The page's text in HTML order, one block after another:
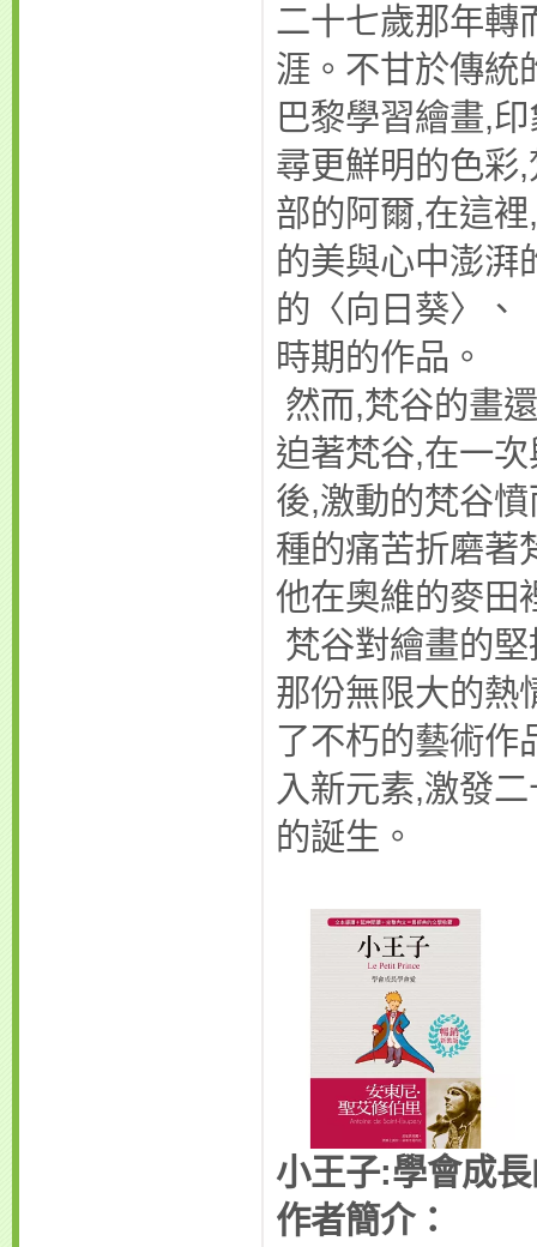
二十七歲那年轉
涯。不甘於傳統
巴黎學習繪畫,
尋更鮮明的色彩
部的阿爾,在這
的美與心中澎湃
的〈向日葵〉、
時期的作品。
然而,梵谷的畫
迫著梵谷,在一
後,激動的梵谷
種的痛苦折磨著
他在奧維的麥田
梵谷對繪畫的
那份無限大的熱
了不朽的藝術作
入新元素,激發
的誕生。
小王子:學會成
作者簡介：